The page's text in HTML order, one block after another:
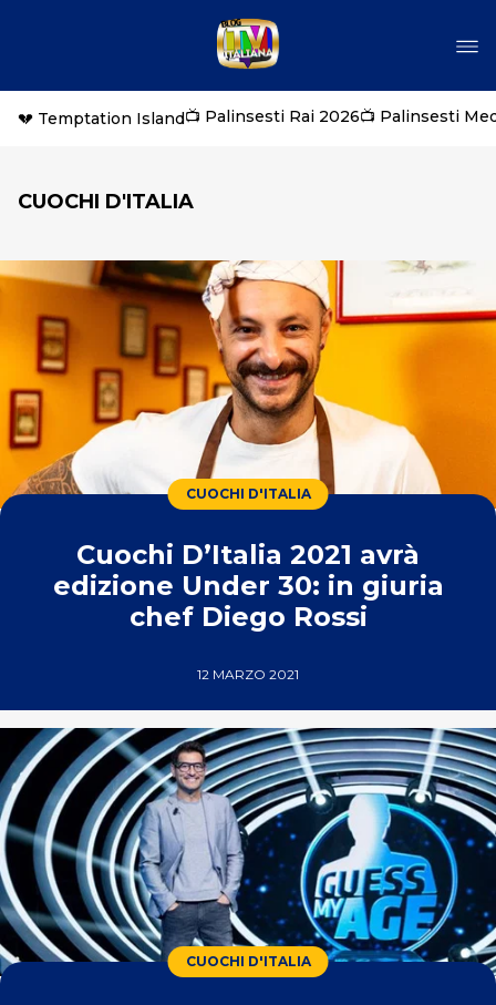
💔 Temptation Island📺 Palinsesti Rai 2026📺 Palinsesti
CUOCHI D'ITALIA
CUOCHI D'ITALIA
Cuochi D’Italia 2021 avrà
edizione Under 30: in giuria
chef Diego Rossi
12 MARZO 2021
CUOCHI D'ITALIA